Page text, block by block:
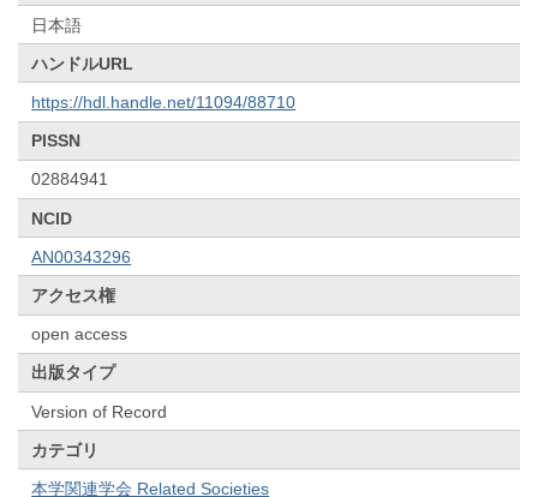
日本語
ハンドルURL
https://hdl.handle.net/11094/88710
PISSN
02884941
NCID
AN00343296
アクセス権
open access
出版タイプ
Version of Record
カテゴリ
本学関連学会 Related Societies